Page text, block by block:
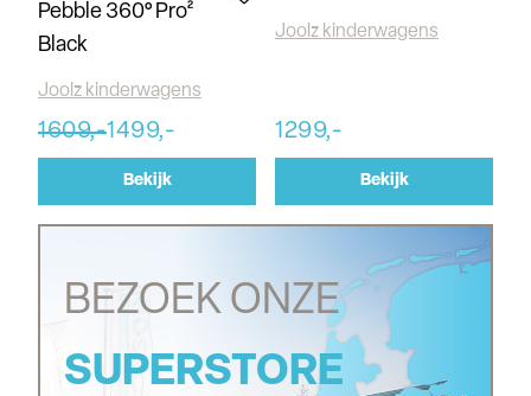
Pebble 360° Pro²
Black
Joolz kinderwagens
1609,-1499,-
Bekijk
Joolz kinderwagens
1299,-
Bekijk
BEZOEK ONZE
SUPERSTORE